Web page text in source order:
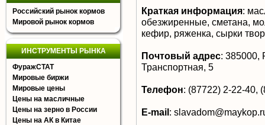
Российский рынок кормов
Мировой рынок кормов
ИНСТРУМЕНТЫ РЫНКА
ФуражСТАТ
Мировые биржи
Мировые цены
Цены на масличные
Цены на зерно в России
Цены на АК в Китае
Краткая информация:
обезжиренные, сметана,
кефир, ряженка, сырки
Почтовый адрес: 385000,
Транспортная, 5
Телефон: (87722) 2-22-40,
E-mail: